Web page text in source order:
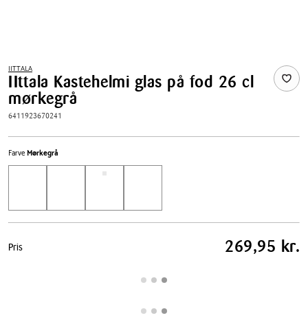
IITTALA
IIttala Kastehelmi glas på fod 26 cl
mørkegrå
6411923670241
Farve Mørkegrå
Pris
tabel
Pris 269,95 kr.